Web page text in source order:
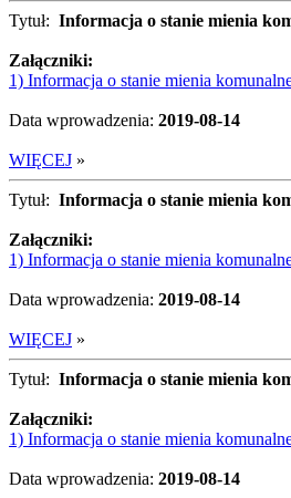
Tytuł: Informacja o stanie mienia
Załączniki:
1) Informacja o stanie mienia
Data wprowadzenia: 2019-08-14
WIĘCEJ »
Tytuł: Informacja o stanie mienia
Załączniki:
1) Informacja o stanie mienia
Data wprowadzenia: 2019-08-14
WIĘCEJ »
Tytuł: Informacja o stanie mienia
Załączniki:
1) Informacja o stanie mienia
Data wprowadzenia: 2019-08-14